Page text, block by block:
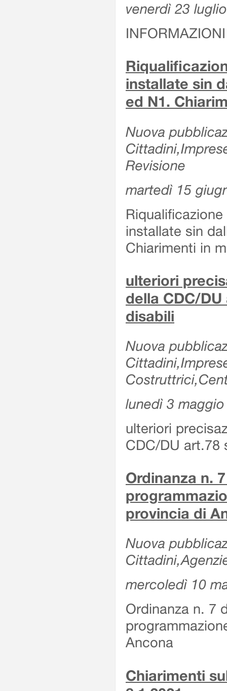
venerdì 23
installate sin
ed N1.
Nuova
Revisione
martedì 15
installate sin
Chiarimenti in
ulteriori
della CDC/
disabili
Nuova
lunedì 3
ulteriori
CDC/DU art.78
Ordinanza n.
provincia di
Nuova
mercoledì 10
Ordinanza n. 7
Ancona
Chiarimenti